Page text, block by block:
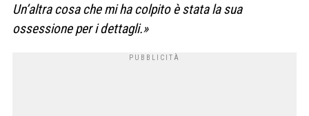
Un’altra cosa che mi ha colpito è stata la sua
ossessione per i dettagli.»